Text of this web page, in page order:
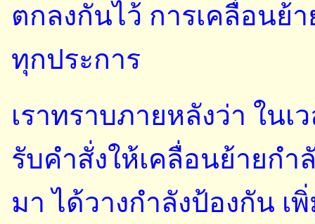
ตกลงกันไว้ การเคลื่อนย้
ทุกประการ
เราทราบภายหลังว่า ใน
รับคำสั่งให้เคลื่อนย้ายกำ
มา ได้วางกำลังป้องกัน